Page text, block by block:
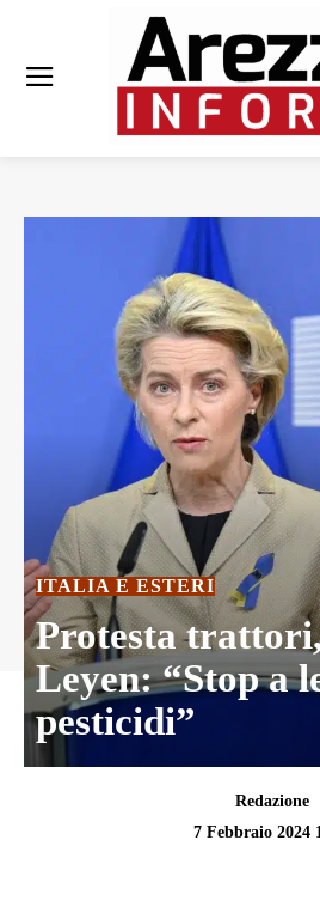
ITALIA E ESTERI
Protesta
Leyen: “Stop a
pesticidi”
Redazione
7 Febbraio 2024